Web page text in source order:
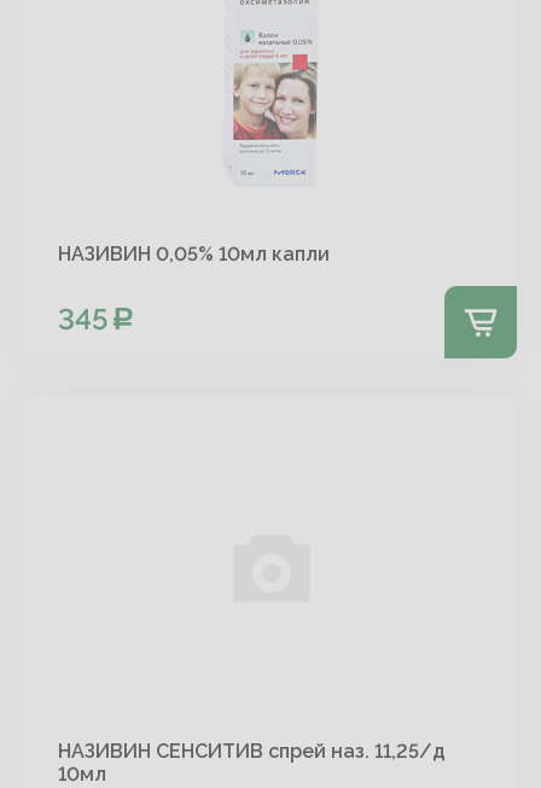
НАЗИВИН 0,05% 10мл капли
345
НАЗИВИН СЕНСИТИВ спрей наз. 11,25/д
10мл